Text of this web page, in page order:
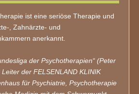
ist eine seriöse Therapie und
, Zahnärzte- und
anerkannt.
der Psychotherapien“ (Peter
der FELSENLAND KLINIK
für Psychiatrie, Psychotherapie